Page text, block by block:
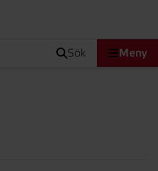
sök Meny